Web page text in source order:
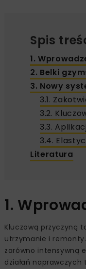
Spis
1.
2. Belki
3. Nowy
3.1.
3.2.
3.3.
3.4.
Literatura
1.
Kluczową przyczyną
utrzymanie i
zarówno intensywną
działań naprawczych